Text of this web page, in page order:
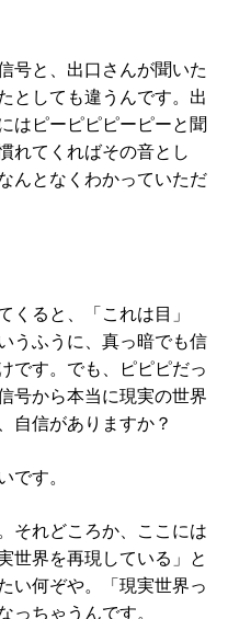
号と、出口さんが聞いた
としても違うんです。出
はピーピピピーピーと聞
れてくればその音とし
んとなくわかっていただ
くると、「これは目」
うふうに、真っ暗でも信
です。でも、ピピピだっ
号から本当に現実の世界
自信がありますか？
です。
それどころか、ここには
世界を再現している」と
い何ぞや。「現実世界っ
っちゃうんです。